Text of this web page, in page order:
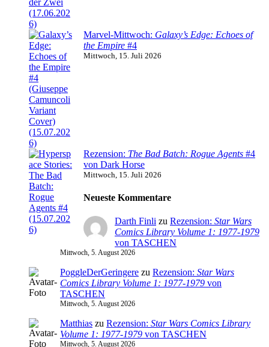
Marvel-Mittwoch: Galaxy’s Edge: Echoes of
the Empire #4
Mittwoch, 15. Juli 2026
Rezension: The Bad Batch: Rogue Agents #4
von Dark Horse
Mittwoch, 15. Juli 2026
Neueste Kommentare
Darth Finli zu Rezension: Star Wars
Comics Library Volume 1: 1977-1979
von TASCHEN
Mittwoch, 5. August 2026
PoggleDerGeringere zu Rezension: Star Wars
Comics Library Volume 1: 1977-1979 von
TASCHEN
Mittwoch, 5. August 2026
Matthias zu Rezension: Star Wars Comics Library
Volume 1: 1977-1979 von TASCHEN
Mittwoch, 5. August 2026